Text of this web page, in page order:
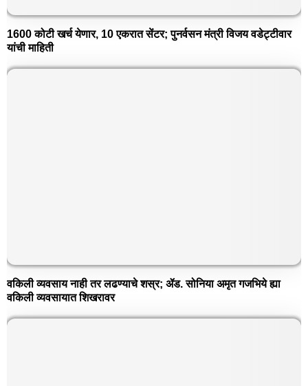
1600 कोटी खर्च येणार, 10 एकरात सेंटर; पुनर्वसन मंत्री विजय वडेट्टीवार
यांची माहिती
वकिली व्यवसाय नाही तर लढण्याचे शस्र; ॲड. सोनिया अमृत गजभिये ह्या
वकिली व्यवसायात शिखरावर